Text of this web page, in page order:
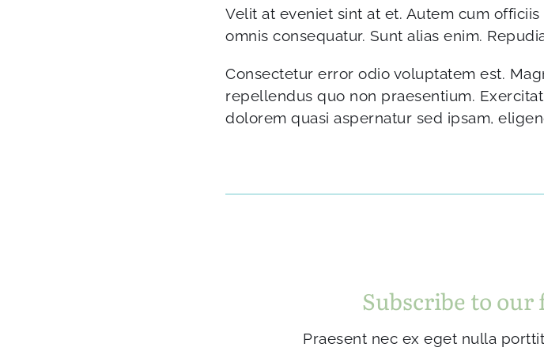
Velit at eveniet sint at et. Autem cum
omnis consequatur. Sunt alias enim.
Consectetur error odio voluptatem est.
repellendus quo non praesentium.
dolorem quasi aspernatur sed ipsam,
Subscribe to
Praesent nec ex eget nulla